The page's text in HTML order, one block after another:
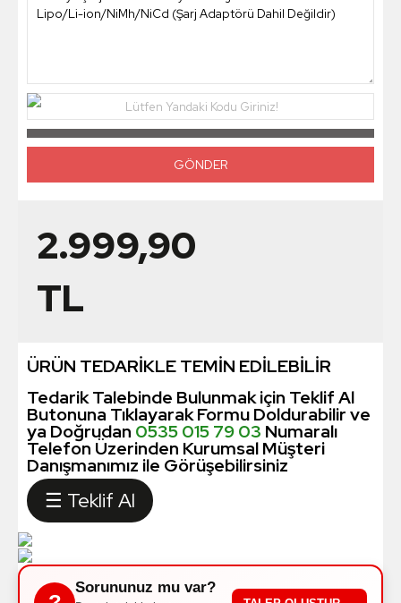
Lütfen Yandaki Kodu Giriniz!
2.999,90
TL
ÜRÜN TEDARİKLE TEMİN EDİLEBİLİR
Tedarik Talebinde Bulunmak için Teklif Al
Butonuna Tıklayarak Formu Doldurabilir ve
ya Doğrudan 0535 015 79 03 Numaralı
Telefon Üzerinden Kurumsal Müşteri
Danışmanımız ile Görüşebilirsiniz
☰ Teklif Al
Sorununuz mu var?